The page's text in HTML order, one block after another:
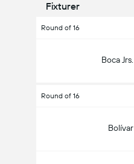
Fixturer
Round of 16
Boca Jrs.
Round of 16
Bolívar